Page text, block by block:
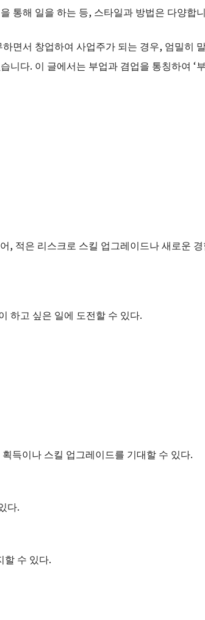
통해 일을 하는 등, 스타일과 방법은 다양합
면서 창업하여 사업주가 되는 경우, 엄밀히
니다. 이 글에서는 부업과 겸업을 통칭하여 ‘
, 적은 리스크로 스킬 업그레이드나 새로운
하고 싶은 일에 도전할 수 있다.
득이나 스킬 업그레이드를 기대할 수 있다.
다.
할 수 있다.